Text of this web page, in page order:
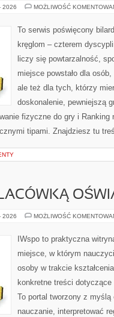
2026 MOŻLIWOŚĆ
To serwis poświęcony
kręglom – czterem
liczy się powtarzalność,
miejsce powstało dla
ale też dla tych, którzy
doskonalenie, pewniejszą
fizyczne do gry i Ranking
tipami. Znajdziesz tu
2026 MOŻLIWOŚĆ
IWspo to praktyczna
miejsce, w którym
osoby w trakcie
konkretne treści
To portal tworzony z myślą
nauczanie, interpretować